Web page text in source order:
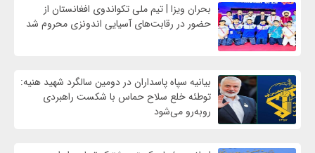
بحران ویزا | تیم ملی تکواندوی افغانستان از
حضور در رقابت‌های آسیایی اندونزی محروم شد
بیانیه سپاه پاسداران در دومین سالگرد شهید هنیه:
توطئه خلع سلاح حماس با شکست راهبردی
روبه‌رو می‌شود